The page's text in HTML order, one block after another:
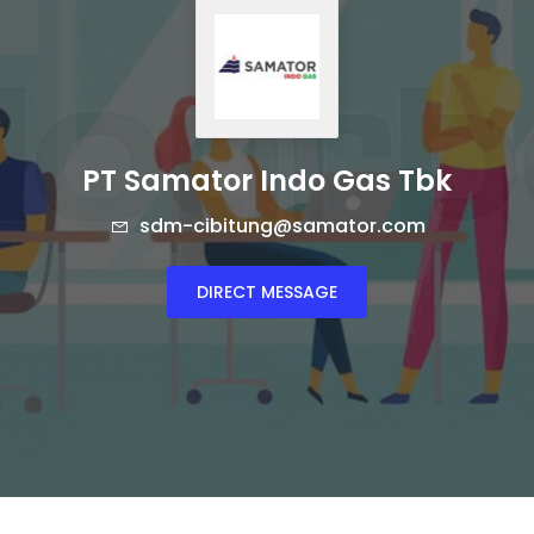
PT Samator Indo Gas Tbk
sdm-cibitung@samator.com
DIRECT MESSAGE